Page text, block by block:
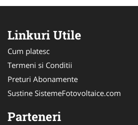
Linkuri Utile
Cum platesc
Termeni si Conditii
Preturi Abonamente
Sustine SistemeFotovoltaice.com
Parteneri